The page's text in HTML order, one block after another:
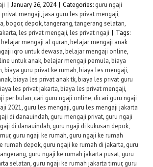
January 26, 2024 Categories: guru ngaji
privat mengaji,jasa guru les privat mengaji,
bogor, depok, tangerang, tangerang selatan,
,les privat mengaji,les privat ngaji
Tags:
belajar mengaji al quran,belajar mengaji anak
iqro untuk dewasa,belajar mengaji online,
untuk anak,belajar mengaji pemula,biaya
,biaya guru privat ke rumah,biaya les mengaji,
,biaya les privat anak tk,biaya les privat guru
les privat jakarta,biaya les privat mengaji,
per bulan, cari guru ngaji online, dicari guru ngaji
2021, guru les mengaji, guru les mengaji jakarta
di danauindah, guru mengaji privat, guru ngaji
di danauindah, guru ngaji di kukusan depok,
, guru ngaji ke rumah, guru ngaji ke rumah
rumah depok, guru ngaji ke rumah di jakarta, guru
, guru ngaji ke rumah jakarta pusat, guru
selatan, guru ngaji ke rumah jakarta timur, guru